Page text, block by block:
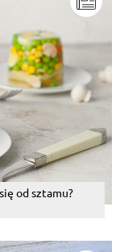
od sztamu?